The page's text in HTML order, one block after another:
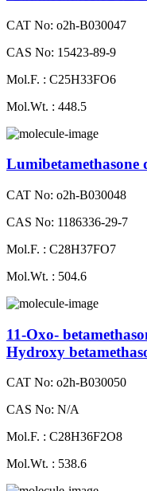
CAT No: o2h-B030047
CAS No: 15423-89-9
Mol.F. : C25H33FO6
Mol.Wt. : 448.5
Lumibetamethasone
CAT No: o2h-B030048
CAS No: 1186336-29-7
Mol.F. : C28H37FO7
Mol.Wt. : 504.6
11-Oxo-
Hydroxy
CAT No: o2h-B030050
CAS No: N/A
Mol.F. : C28H36F2O8
Mol.Wt. : 538.6